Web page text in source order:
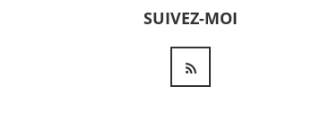
SUIVEZ-MOI